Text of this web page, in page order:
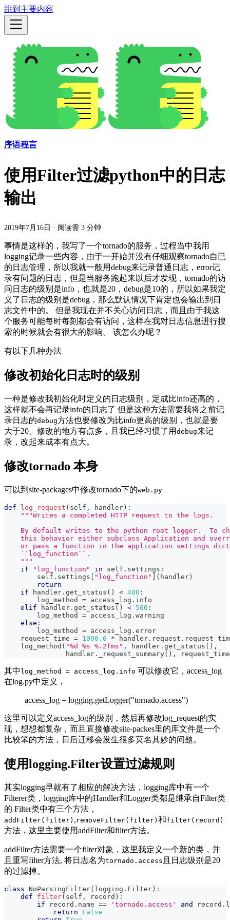
跳到主要内容
序语程言
使用Filter过滤python中的日志
输出
2019年7月16日 · 阅读需 3 分钟
事情是这样的，我写了一个tornado的服务，过程当中我用
logging记录一些内容，由于一开始并没有仔细观察tornado自已
的日志管理，所以我就一般用debug来记录普通日志，error记
录有问题的日志，但是当服务跑起来以后才发现，tornado的访
问日志的级别是info，也就是20，debug是10的，所以如果我定
义了日志的级别是debug，那么默认情况下肯定也会输出到日
志文件中的。 但是我现在并不关心访问日志，而且由于我这
个服务可能每时每刻都会有访问，这样在我对日志信息进行搜
索的时候就会有很大的影响。 该怎么办呢？
有以下几种办法
修改初始化日志时的级别
一种是修改我初始化时定义的日志级别，定成比info还高的，
这样就不会再记录info的日志了 但是这种方法需要我将之前记
录日志的debug方法也要修改为比info更高的级别，也就是要
大于20。修改的地方有点多，且我已经习惯了用 debug来记
录，改起来成本有点大。
修改tornado 本身
可以到site-packages中修改tornado下的web.py
def log_request ( self , handler) :
"""Writes a completed HTTP request to the logs.
By default writes to the python root logger.  To
this behavior either subclass Application and
or pass a function in the application settings
    ``log_function``.
    """
if
"log_function" in self . settings :
        self
. settings [ "log_function" ] ( handler)
return
if handler . get_status ( ) < 400 :
        log_method
= access_log . info
elif handler . get_status ( ) < 500 :
        log_method
= access_log . warning
else :
        log_method
= access_log . error
    request_time
= 1000.0 * handler . request .
    log_method
( "%d %s %.2fms" , handler . get_status ( ) ,
               handler
. _request_summary( ) , request_time
其中 log_method = access_log.info 可以修改它，access_log
在log.py中定义，
access_log = logging.getLogger("tornado.access")
这里可以定义access_log的级别，然后再修改log_request的实
现，想想都复杂，而且直接修改site-packes里的库文件是一个
比较笨的方法，日后迁移会发生很多莫名其妙的问题。
使用logging.Filter设置过滤规则
其实logging早就有了相应的解决方法，logging库中有一个
Filterer类，logging库中的Handler和Logger类都是继承自Filter类
的 Filter类中有三个方法，
addFilter(filter) , removeFilter(filter) 和filter(record)
方法，这里主要使用addFilter和filter方法。
addFilter方法需要一个filter对象，这里我定义一个新的类，并
且重写filter方法, 将日志名为tornado.access 且日志级别是20
的过滤掉。
class NoParsingFilter( logging . Filter) :
def
filter( self , record ) :
if record . name == 'tornado.access' and record .
return
False